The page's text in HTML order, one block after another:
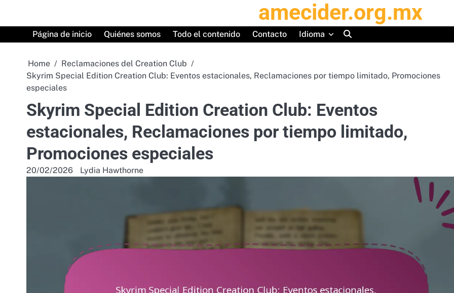
content
amecider.org.mx
Página de inicio Quiénes somos Todo el contenido Contacto Idioma
Home
Reclamaciones del Creation Club
Skyrim Special Edition Creation Club: Eventos estacionales, Reclamaciones por tiempo limitado, Promociones
especiales
Skyrim Special Edition Creation Club: Eventos
estacionales, Reclamaciones por tiempo limitado,
Promociones especiales
20/02/2026 Lydia Hawthorne